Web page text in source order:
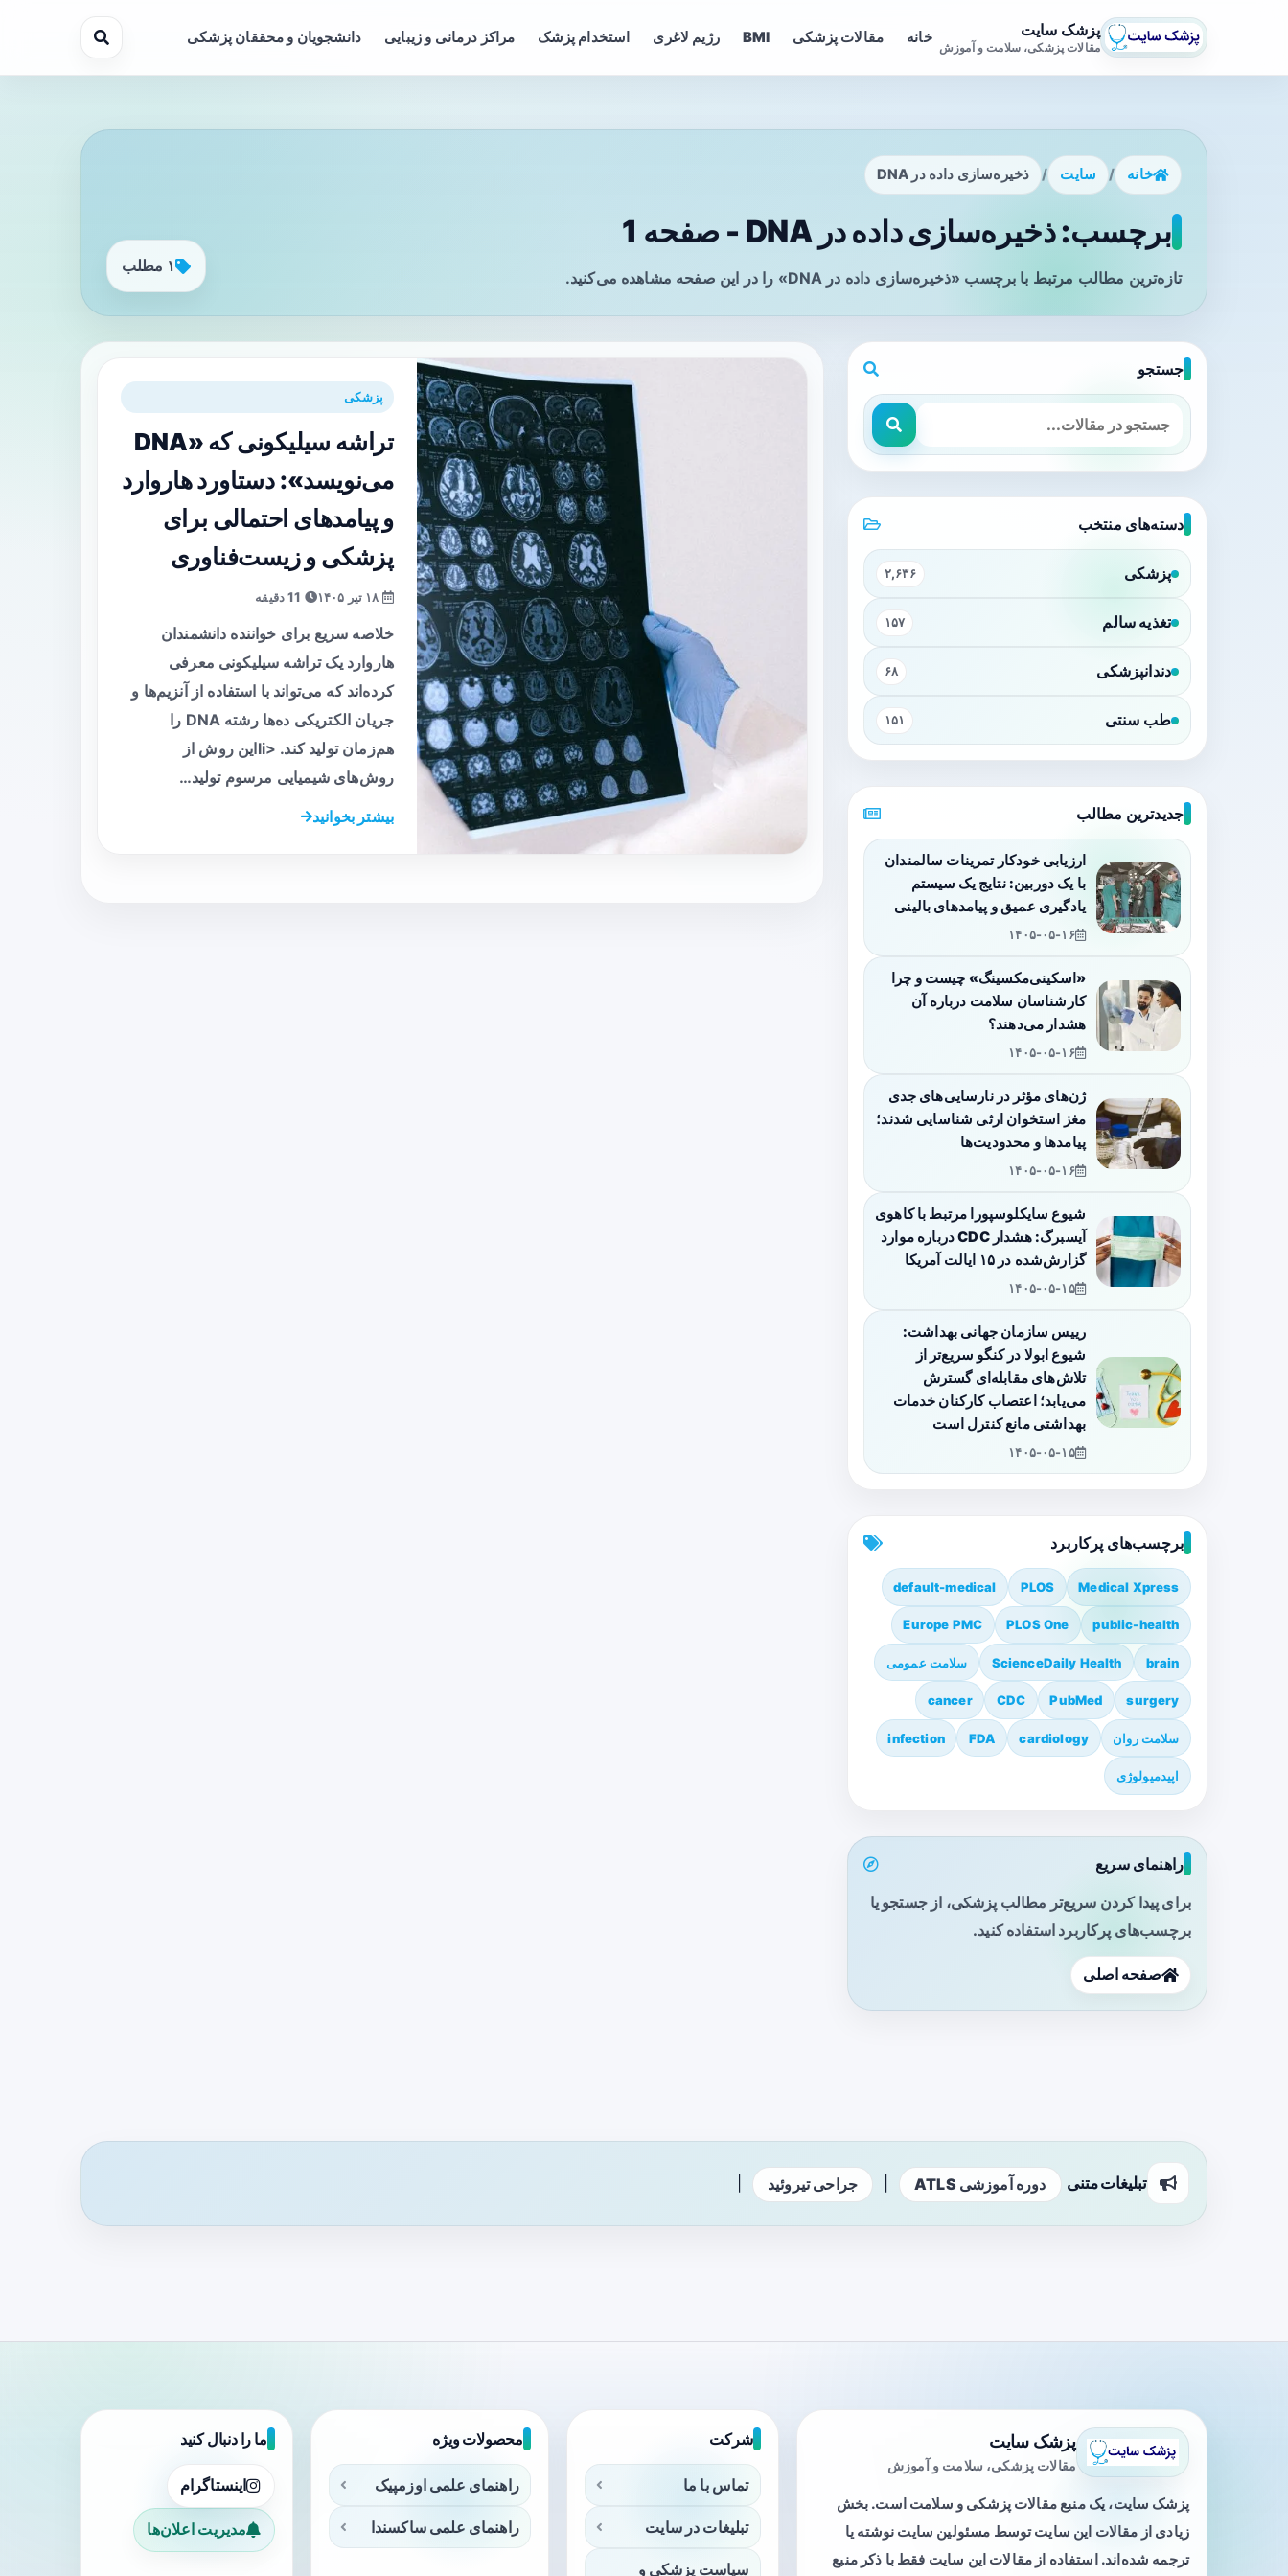
پزشک سایت
مقالات پزشکی، سلامت و آموزش
خانه مقالات پزشکی BMI رژیم لاغری استخدام پزشک مراکز درمانی و زیبایی دانشجویان و محققان پزشکی
خانه / سایت / ذخیره‌سازی داده در DNA
برچسب: ذخیره‌سازی داده در DNA - صفحه 1
تازه‌ترین مطالب مرتبط با برچسب «ذخیره‌سازی داده در DNA» را در این صفحه مشاهده می‌کنید.
۱ مطلب
پزشکی
تراشه سیلیکونی که «DNA
می‌نویسد»: دستاورد هاروارد
و پیامدهای احتمالی برای
پزشکی و زیست‌فناوری
خلاصه سریع برای خواننده دانشمندان
هاروارد یک تراشه سیلیکونی معرفی
کرده‌اند که می‌تواند با استفاده از آنزیم‌ها و
جریان الکتریکی ده‌ها رشته DNA را
هم‌زمان تولید کند. <liاین روش از
روش‌های شیمیایی مرسوم تولید…
بیشتر بخوانید
جستجو
دسته‌های منتخب
پزشکی ۲,۶۳۶
تغذیه سالم ۱۵۷
دندانپزشکی ۶۸
طب سنتی ۱۵۱
جدیدترین مطالب
ارزیابی خودکار تمرینات سالمندان
با یک دوربین: نتایج یک سیستم
یادگیری عمیق و پیامدهای بالینی
۱۴۰۵-۰۵-۱۶
«اسکینی‌مکسینگ» چیست و چرا
کارشناسان سلامت درباره آن
هشدار می‌دهند؟
۱۴۰۵-۰۵-۱۶
ژن‌های مؤثر در نارسایی‌های جدی
مغز استخوان ارثی شناسایی شدند؛
پیامدها و محدودیت‌ها
۱۴۰۵-۰۵-۱۶
شیوع سایکلوسپورا مرتبط با کاهوی
آیسبرگ: هشدار CDC درباره موارد
گزارش‌شده در ۱۵ ایالت آمریکا
۱۴۰۵-۰۵-۱۵
رییس سازمان جهانی بهداشت:
شیوع ابولا در کنگو سریع‌تر از
تلاش‌های مقابله‌ای گسترش
می‌یابد؛ اعتصاب کارکنان خدمات
بهداشتی مانع کنترل است
۱۴۰۵-۰۵-۱۵
برچسب‌های پرکاربرد
Medical Xpress
PLOS
default-medical
public-health
PLOS One
Europe PMC
brain
ScienceDaily Health سلامت عمومی
surgery
PubMed
CDC
cancer
سلامت روان cardiology
FDA
infection
اپیدمیولوژی
راهنمای سریع
برای پیدا کردن سریع‌تر مطالب پزشکی، از جستجو یا
برچسب‌های پرکاربرد استفاده کنید.
صفحه اصلی
تبلیغات متنی دوره آموزشی ATLS جراحی تیروئید
پزشک سایت
مقالات پزشکی، سلامت و آموزش
پزشک سایت، یک منبع مقالات پزشکی و سلامت است. بخش
زیادی از مقالات این سایت توسط مسئولین سایت نوشته یا
ترجمه شده‌اند. استفاده از مقالات این سایت فقط با ذکر منبع
شرکت
تماس با ما
تبلیغات در سایت
سیاست پزشکی و
محصولات ویژه
راهنمای علمی اوزمپیک
راهنمای علمی ساکسندا
ما را دنبال کنید
اینستاگرام
مدیریت اعلان‌ها